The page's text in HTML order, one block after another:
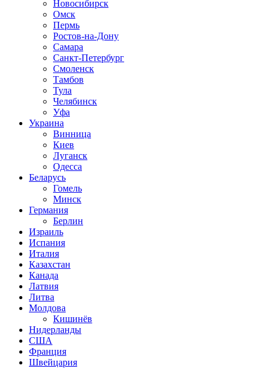
Новосибирск
Омск
Пермь
Ростов-на-Дону
Самара
Санкт-Петербург
Смоленск
Тамбов
Тула
Челябинск
Уфа
Украина
Винница
Киев
Луганск
Одесса
Беларусь
Гомель
Минск
Германия
Берлин
Израиль
Испания
Италия
Казахстан
Канада
Латвия
Литва
Молдова
Кишинёв
Нидерланды
США
Франция
Швейцария